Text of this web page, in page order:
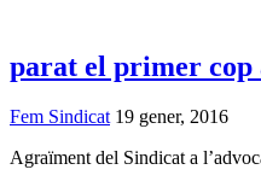
parat el primer cop
Fem Sindicat19 gener, 2016
Agraïment del Sindicat a